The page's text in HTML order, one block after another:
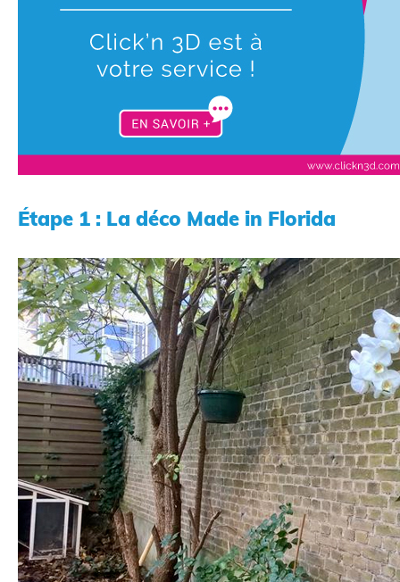
ATELIERS & ÉVÈNEMENTS
Étape 1 : La déco Made in Florida